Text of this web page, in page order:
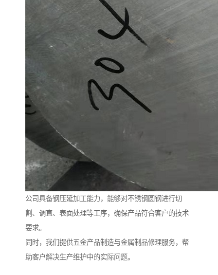
公司具备钢压延加工能力，能够对不锈钢圆钢进行切
割、调直、表面处理等工序，确保产品符合客户的技术
要求。
同时，我们提供五金产品制造与金属制品修理服务，帮
助客户解决生产维护中的实际问题。